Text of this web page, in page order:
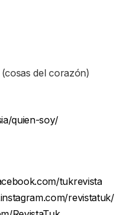
del corazón)
quien-soy/
tukrevista
revistatuk/